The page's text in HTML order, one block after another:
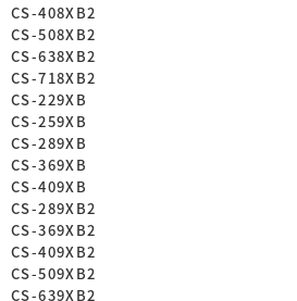
CS-408XB2
CS-508XB2
CS-638XB2
CS-718XB2
CS-229XB
CS-259XB
CS-289XB
CS-369XB
CS-409XB
CS-289XB2
CS-369XB2
CS-409XB2
CS-509XB2
CS-639XB2